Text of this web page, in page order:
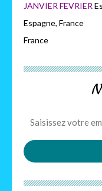
JANVIER FEVRIER
France